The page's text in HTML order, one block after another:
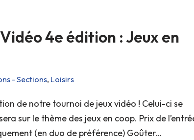
4e édition : Jeux en
- Sections, Loisirs
de notre tournoi de jeux vidéo ! Celui-ci se
sur le thème des jeux en coop. Prix de
(en duo de préférence) Goûter…